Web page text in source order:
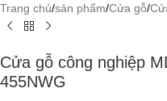
Trang chủ/sản phẩm/Cửa gỗ/
Cửa gỗ công nghiệp
455NWG